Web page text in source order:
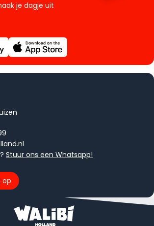
je dagje uit
Stuur ons een Whatsapp!
op